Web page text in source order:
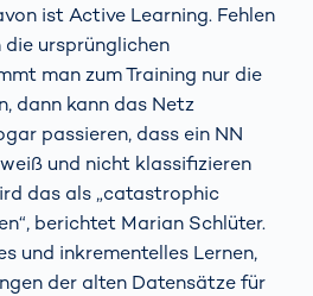
ist Active Learning. Fehlen
die ursprünglichen
man zum Training nur die
dann kann das Netz
passieren, dass ein NN
und nicht klassifizieren
das als „catastrophic
berichtet Marian Schlüter.
und inkrementelles Lernen,
der alten Datensätze für